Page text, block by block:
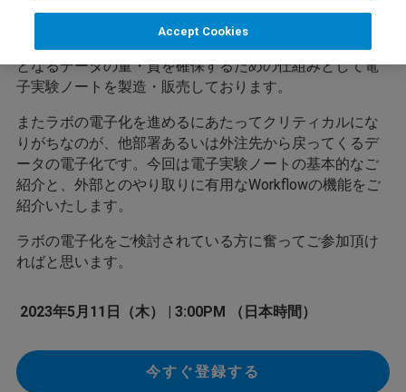
術開発に関心が集まっております。
ブルカーではマテリアルズ・インフォマティクスの基本
となるデータの量・質を確保するための仕組みとして電
子実験ノートを製造・販売しております。
またラボの電子化を進めるにあたってクリティカルにな
りがちなのが、他部署あるいは外注先から戻ってくるデ
ータの電子化です。今回は電子実験ノートの基本的なご
紹介と、外部とのやり取りに有用なWorkflowの機能をご
紹介いたします。
ラボの電子化をご検討されている方に奮ってご参加頂け
ればと思います。
2023年5月11日（木） | 3:00PM （日本時間）
今すぐ登録する
Accept Cookies